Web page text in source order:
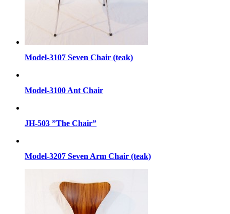
Model-3107 Seven Chair (teak)
Model-3100 Ant Chair
JH-503 ”The Chair”
Model-3207 Seven Arm Chair (teak)